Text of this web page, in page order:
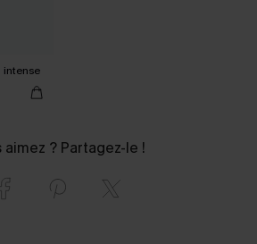
intense
aimez ? Partagez-le !